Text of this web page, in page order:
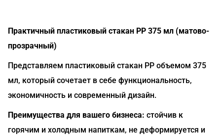
Практичный пластиковый стакан PP 375 мл (матово-
прозрачный)
Представляем пластиковый стакан PP объемом 375
мл, который сочетает в себе функциональность,
экономичность и современный дизайн.
Преимущества для вашего бизнеса: стойчив к
горячим и холодным напиткам, не деформируется и